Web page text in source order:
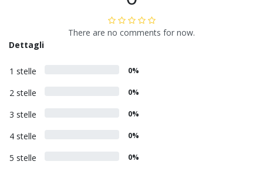
There are no comments for now.
Dettagli
1 stelle 0%
2 stelle 0%
3 stelle 0%
4 stelle 0%
5 stelle 0%